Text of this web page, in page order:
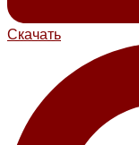
Скачать